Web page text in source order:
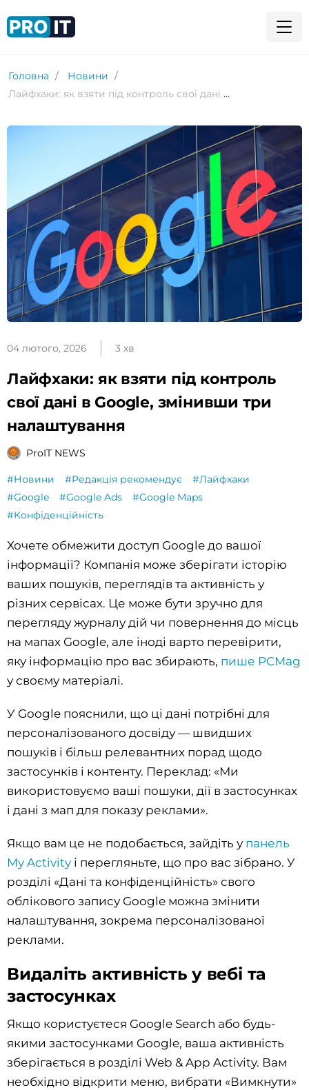
Головна
Новини
Лайфхаки: як взяти під контроль свої дані в Google, змінивши три налаштування
04 лютого, 2026 3 хв
Лайфхаки: як взяти під контроль
свої дані в Google, змінивши три
налаштування
ProIT NEWS
#Новини #Редакція рекомендує
#Лайфхаки
#Google
#Google Ads
#Google Maps
#Конфіденційність
Хочете обмежити доступ Google до вашої
інформації? Компанія може зберігати історію
ваших пошуків, переглядів та активність у
різних сервісах. Це може бути зручно для
перегляду журналу дій чи повернення до місць
на мапах Google, але іноді варто перевірити,
яку інформацію про вас збирають, пише PCMag
у своєму матеріалі.
У Google пояснили, що ці дані потрібні для
персоналізованого досвіду — швидших
пошуків і більш релевантних порад щодо
застосунків і контенту. Переклад: «Ми
використовуємо ваші пошуки, дії в застосунках
і дані з мап для показу реклами».
Якщо вам це не подобається, зайдіть у панель
My Activity і перегляньте, що про вас зібрано. У
розділі «Дані та конфіденційність» свого
облікового запису Google можна змінити
налаштування, зокрема персоналізованої
реклами.
Видаліть активність у вебі та
застосунках
Якщо користуєтеся Google Search або будь-
якими застосунками Google, ваша активність
зберігається в розділі Web & App Activity. Вам
необхідно відкрити меню, вибрати «Вимкнути»